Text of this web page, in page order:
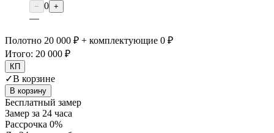
− 0 +
—
Полотно 20 000 ₽ + комплектующие 0 ₽
Итого: 20 000 ₽
КП
✓В корзине
В корзину
Бесплатный замер
Замер за 24 часа
Рассрочка 0%